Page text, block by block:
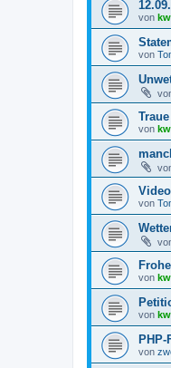
von
von
von
von
von
von
PHP-
von